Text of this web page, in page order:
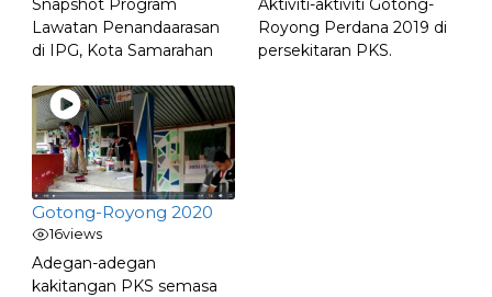
Snapshot Program
Lawatan Penandaarasan
di IPG, Kota Samarahan
Aktiviti-aktiviti Gotong-
Royong Perdana 2019 di
persekitaran PKS.
Gotong-Royong 2020
16views
Adegan-adegan
kakitangan PKS semasa